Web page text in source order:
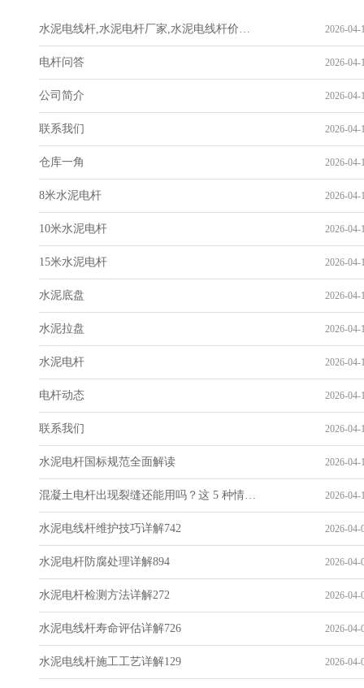
水泥电线杆,水泥电杆厂家,水泥电线杆价格-山东华辉电力科技有限公司 2026-04-
电杆问答 2026-04-
公司简介 2026-04-
联系我们 2026-04-
仓库一角 2026-04-
8米水泥电杆 2026-04-
10米水泥电杆 2026-04-
15米水泥电杆 2026-04-
水泥底盘 2026-04-
水泥拉盘 2026-04-
水泥电杆 2026-04-
电杆动态 2026-04-
联系我们 2026-04-
水泥电杆国标规范全面解读 2026-04-
混凝土电杆出现裂缝还能用吗？这 5 种情况要报废 2026-04-
水泥电线杆维护技巧详解742 2026-04-
水泥电杆防腐处理详解894 2026-04-
水泥电杆检测方法详解272 2026-04-
水泥电线杆寿命评估详解726 2026-04-
水泥电线杆施工工艺详解129 2026-04-